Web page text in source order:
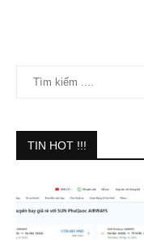
TIN HOT !!!